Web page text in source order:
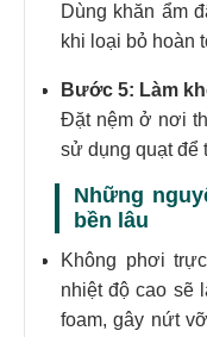
Dùng khăn ẩm
khi loại bỏ hoàn
Bước 5: Làm
Đặt nệm ở nơi
sử dụng quạt để
Những
bền lâu
Không phơi
nhiệt độ cao sẽ
foam, gây nứt